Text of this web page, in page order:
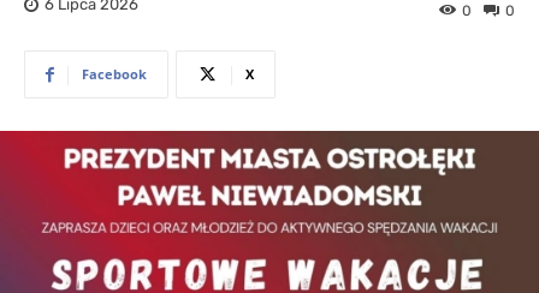
6 Lipca 2026 0
0
Facebook X